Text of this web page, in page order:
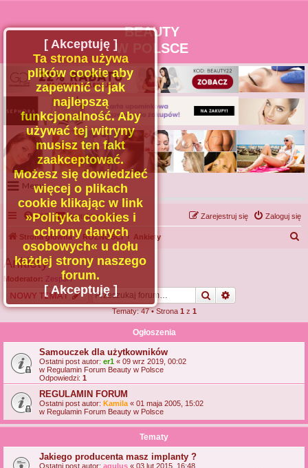
BEAUTY
W POLSCE
Menu
Portal
Facebook
Regulamin
Zapytaj administratora
Kontakt
FAQ Kontakt z nami Zaloguj się
Zarejestruj się
Strona główna RÓŻNOŚCI Ankiety
Ankiety
Moderator: Zespół I
NOWY TEMAT Szukaj
Tematy: 47 • Strona 1 z 1
Ogłoszenia
Samouczek dla użytkowników
Ostatni post autor: er1 « 09 wrz 2019, 00:02
w Regulamin Forum Beauty w Polsce
Odpowiedzi: 1
REGULAMIN FORUM
Ostatni post autor: Kamila « 01 maja 2005, 15:02
w Regulamin Forum Beauty w Polsce
Tematy
Jakiego producenta masz implanty ?
Ostatni post autor: agulus « 03 lut 2015, 16:48
[ Akceptuję ]
Ta strona używa
plików cookie aby
zapewnić ci jak
najlepszą
funkcjonalność. Aby
używać tej witryny
musisz ten fakt
zaakceptować.
Możesz się dowiedzieć
więcej o plikach
cookie klikając w link
»Polityka cookies i
ochrony danych
osobowych« u dołu
każdej strony naszego
forum.
[ Akceptuję ]